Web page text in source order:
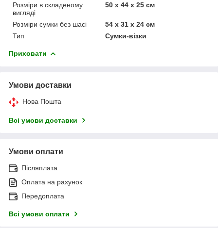
Розміри в складеному
вигляді
50 x 44 x 25 см
Розміри сумки без шасі
54 x 31 x 24 см
Тип
Сумки-візки
Приховати
Умови доставки
Нова Пошта
Всі умови доставки
Умови оплати
Післяплата
Оплата на рахунок
Передоплата
Всі умови оплати